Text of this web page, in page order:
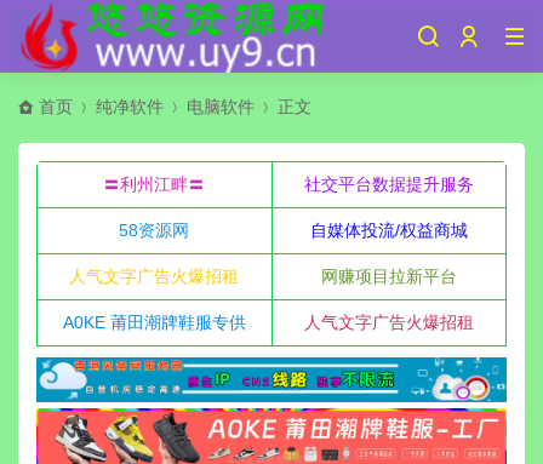
首页 纯净软件 电脑软件 正文
〓利州江畔〓 社交平台数据提升服务
58资源网 自媒体投流/权益商城
人气文字广告火爆招租 网赚项目拉新平台
A0KE 莆田潮牌鞋服专供 人气文字广告火爆招租